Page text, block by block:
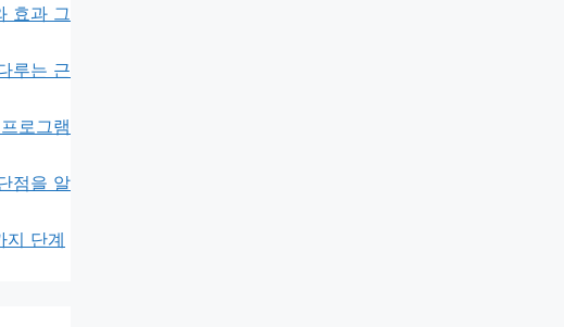
효과 그
루는 근
로그램
점을 알
지 단계